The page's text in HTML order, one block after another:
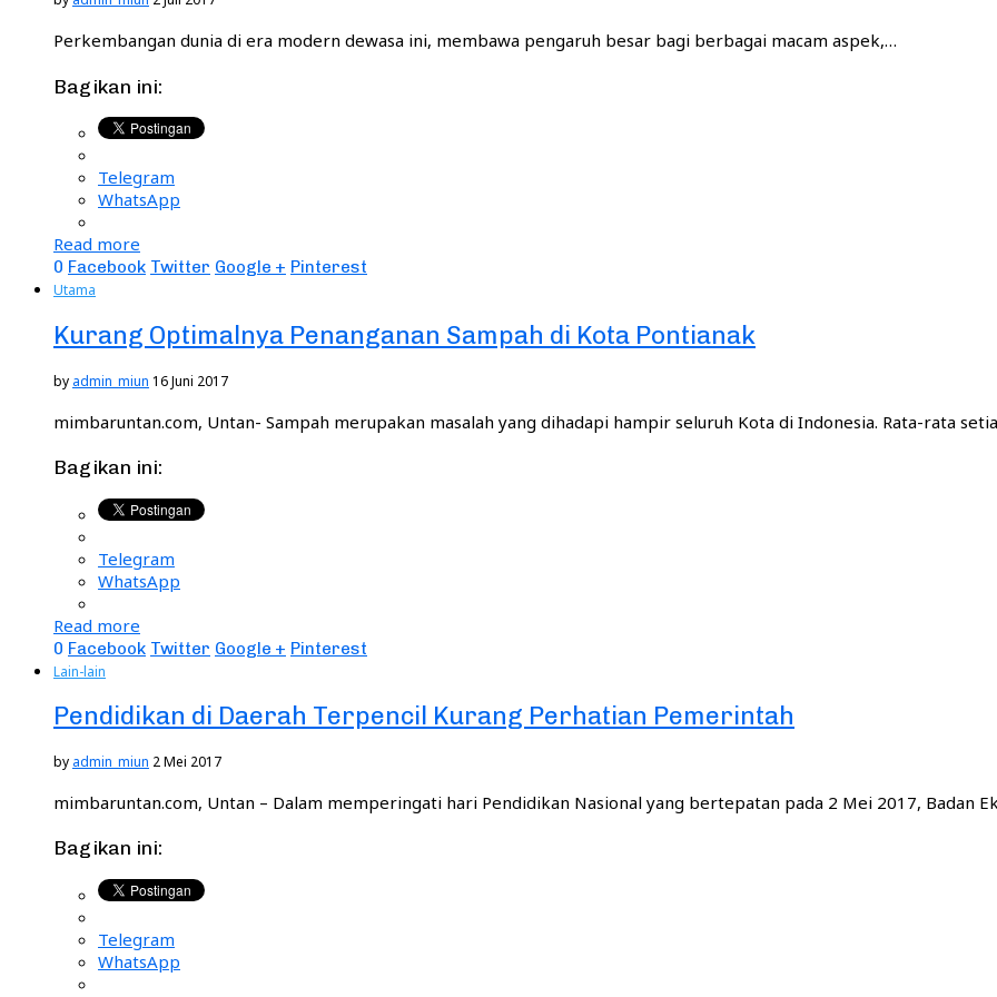
Perkembangan dunia di era modern dewasa ini, membawa pengaruh besar bagi berbagai macam aspek,…
Bagikan ini:
Telegram
WhatsApp
Read more
0 Facebook Twitter Google + Pinterest
Utama
Kurang Optimalnya Penanganan Sampah di Kota Pontianak
by admin_miun 16 Juni 2017
mimbaruntan.com, Untan- Sampah merupakan masalah yang dihadapi hampir seluruh Kota di Indonesia. Rata-rata
Bagikan ini:
Telegram
WhatsApp
Read more
0 Facebook Twitter Google + Pinterest
Lain-lain
Pendidikan di Daerah Terpencil Kurang Perhatian Pemerintah
by admin_miun 2 Mei 2017
mimbaruntan.com, Untan – Dalam memperingati hari Pendidikan Nasional yang bertepatan pada 2 Mei 2017, Badan
Bagikan ini:
Telegram
WhatsApp